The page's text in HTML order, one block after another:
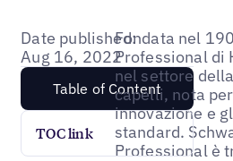
Date published:
Aug 16, 2022
Table of Content
TOC link
Fondata nel
Professional di
nel settore
capelli, nota
innovazione e
standard.
Professional è